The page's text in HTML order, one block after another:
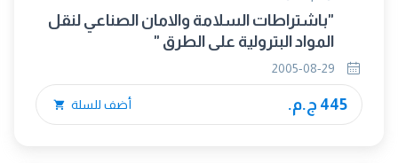
"باشتراطات السلامة والامان الصناعي لنقل
المواد البترولية على الطرق "
445 ج.م. أضف للسلة